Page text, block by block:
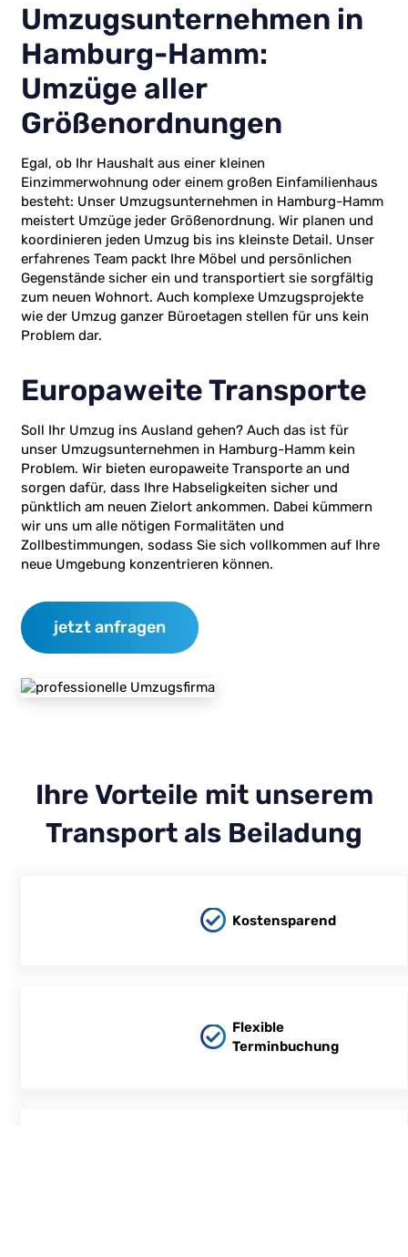
Umzugsunternehmen in
Hamburg-Hamm:
Umzüge aller
Größenordnungen
Egal, ob Ihr Haushalt aus einer kleinen
Einzimmerwohnung oder einem großen Einfamilienhaus
besteht: Unser Umzugsunternehmen in Hamburg-Hamm
meistert Umzüge jeder Größenordnung. Wir planen und
koordinieren jeden Umzug bis ins kleinste Detail. Unser
erfahrenes Team packt Ihre Möbel und persönlichen
Gegenstände sicher ein und transportiert sie sorgfältig
zum neuen Wohnort. Auch komplexe Umzugsprojekte
wie der Umzug ganzer Büroetagen stellen für uns kein
Problem dar.
Europaweite Transporte
Soll Ihr Umzug ins Ausland gehen? Auch das ist für
unser Umzugsunternehmen in Hamburg-Hamm kein
Problem. Wir bieten europaweite Transporte an und
sorgen dafür, dass Ihre Habseligkeiten sicher und
pünktlich am neuen Zielort ankommen. Dabei kümmern
wir uns um alle nötigen Formalitäten und
Zollbestimmungen, sodass Sie sich vollkommen auf Ihre
neue Umgebung konzentrieren können.
jetzt anfragen
Ihre Vorteile mit unserem
Transport als Beiladung
Kostensparend
Flexible
Terminbuchung